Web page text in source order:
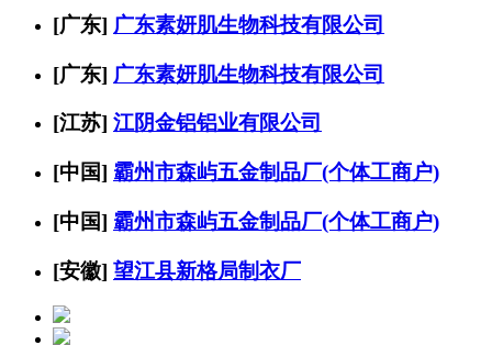
[广东] 广东素妍肌生物科技有限公司
[广东] 广东素妍肌生物科技有限公司
[江苏] 江阴金铝铝业有限公司
[中国] 霸州市森屿五金制品厂(个体工商户)
[中国] 霸州市森屿五金制品厂(个体工商户)
[安徽] 望江县新格局制衣厂